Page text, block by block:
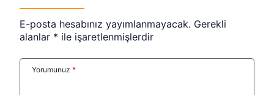
E-posta hesabınız yayımlanmayacak. Gerekli
alanlar * ile işaretlenmişlerdir
Yorumunuz *